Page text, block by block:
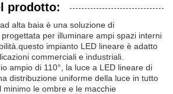
prodotto:
alta baia è una soluzione di
per illuminare ampi spazi interni
impianto LED lineare è adatto
commerciali e industriali.
ampio di 110°, la luce a LED lineare di
distribuzione uniforme della luce in tutto
minimo le ombre e le macchie